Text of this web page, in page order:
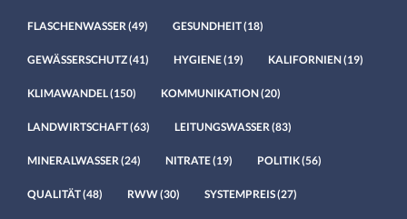
FLASCHENWASSER (49) GESUNDHEIT(18)
GEWÄSSERSCHUTZ(41) HYGIENE(19) KALIFORNIEN(19)
KLIMAWANDEL(150) KOMMUNIKATION(20)
LANDWIRTSCHAFT(63) LEITUNGSWASSER (83)
MINERALWASSER (24) NITRATE(19) POLITIK(56)
QUALITÄT(48) RWW(30) SYSTEMPREIS(27)